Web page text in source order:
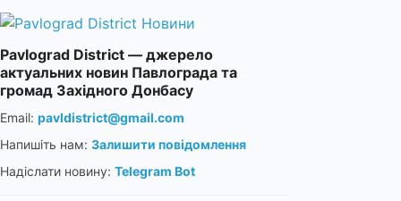
Pavlograd District — джерело
актуальних новин Павлограда та
громад Західного Донбасу
Email: pavldistrict@gmail.com
Напишіть нам: Залишити повідомлення
Надіслати новину: Telegram Bot